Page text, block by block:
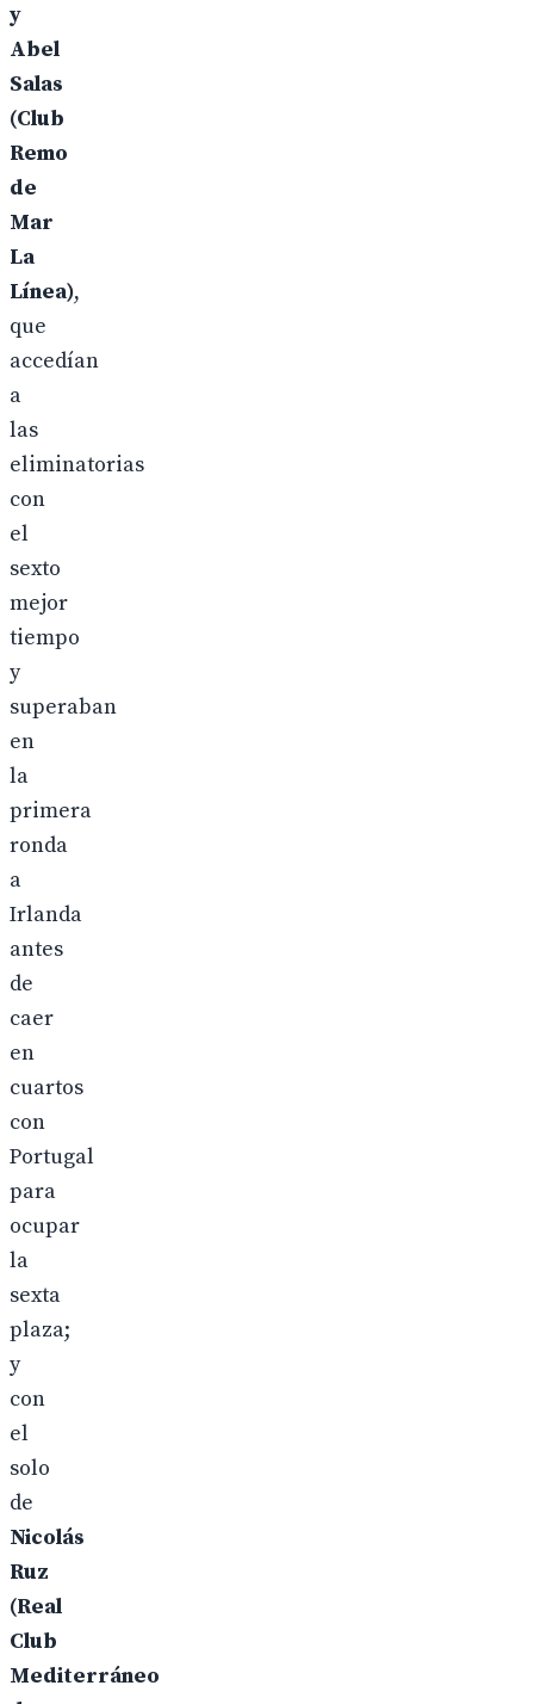
y
Abel
Salas
(Club
Remo
de
Mar
La
Línea),
que
accedían
a
las
eliminatorias
con
el
sexto
mejor
tiempo
y
superaban
en
la
primera
ronda
a
Irlanda
antes
de
caer
en
cuartos
con
Portugal
para
ocupar
la
sexta
plaza;
y
con
el
solo
de
Nicolás
Ruz
(Real
Club
Mediterráneo